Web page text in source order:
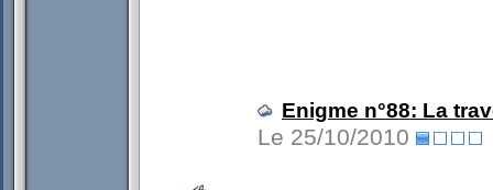
Enigme n°88: La
Le 25/10/2010